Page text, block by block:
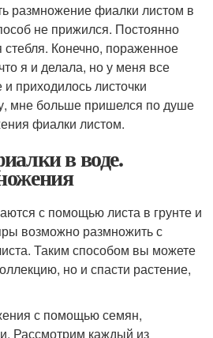
размножение фиалки листом в
не прижился. Постоянно
стебля. Конечно, пораженное
я и делала, но у меня все
приходилось листочки
мне больше пришелся по душе
фиалки листом.
в воде.
с помощью листа в грунте и
возможно размножить с
Таким способом вы можете
но и спасти растение,
с помощью семян,
Рассмотрим каждый из